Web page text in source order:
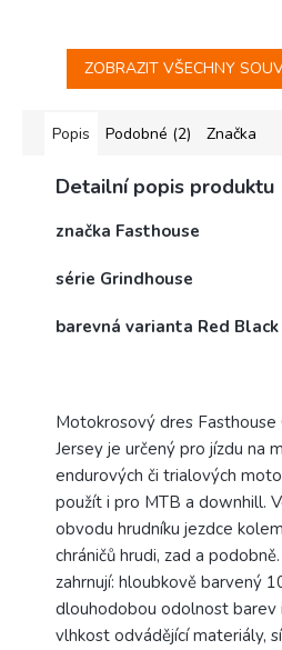
ZOBRAZIT VŠECHNY
Popis Podobné (2) Značka
Detailní popis produktu
značka Fasthouse
série Grindhouse
barevná varianta Red
Motokrosový dres Fasthouse
Jersey je určený pro jízdu na
endurových či trialových
použít i pro MTB a downhill.
obvodu hrudníku jezdce
chráničů hrudi, zad a
zahrnují: hloubkově barvený
dlouhodobou odolnost barev
vlhkost odvádějící materiály,